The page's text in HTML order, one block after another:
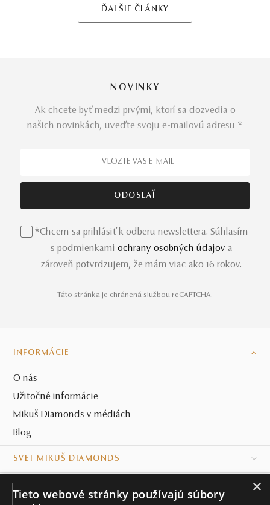
ĎALŠIE ČLÁNKY
NOVINKY
Ak chcete byť medzi prvými, ktorí sa dozvedia o
našich novinkách, uveďte svoju e-mailovú adresu *
*Chcem sa prihlásiť k odberu newslettera. Súhlasím
s podmienkami ochrany osobných údajov a
zároveň potvrdzujem, že mám viac ako 16 rokov.
Táto stránka je chránená službou reCAPTCHA.
INFORMÁCIE
O nás
Užitočné informácie
Mikuš Diamonds v médiách
Blog
SVET MIKUŠ DIAMONDS
×
Tieto webové stránky používajú súbory